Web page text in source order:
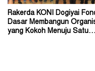
Rakerda KONI Dogiyai
Dasar Membangun
yang Kokoh Menuju Satu